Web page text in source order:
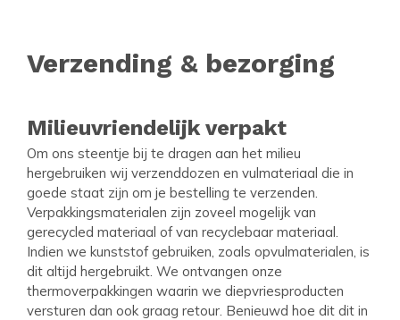
Verzending & bezorging
Milieuvriendelijk verpakt
Om ons steentje bij te dragen aan het milieu
hergebruiken wij verzenddozen en vulmateriaal die in
goede staat zijn om je bestelling te verzenden.
Verpakkingsmaterialen zijn zoveel mogelijk van
gerecycled materiaal of van recyclebaar materiaal.
Indien we kunststof gebruiken, zoals opvulmaterialen, is
dit altijd hergebruikt. We ontvangen onze
thermoverpakkingen waarin we diepvriesproducten
versturen dan ook graag retour. Benieuwd hoe dit dit in